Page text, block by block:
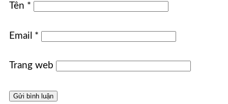
Tên *
Email *
Trang web